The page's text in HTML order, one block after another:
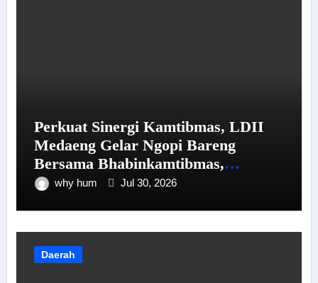
Perkuat Sinergi Kamtibmas, LDII
Medaeng Gelar Ngopi Bareng
Bersama Bhabinkamtibmas,
Babinsa, dan Senkom
why hum Jul 30, 2026
Daerah